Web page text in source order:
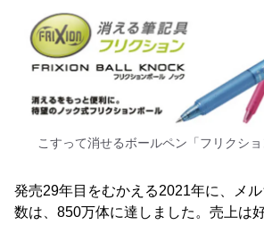
こすって消せるボールペン「フリクショ
発売29年目をむかえる2021年に、メ
数は、850万体に達しました。売上は